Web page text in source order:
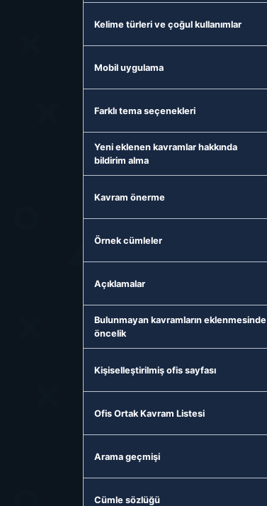
Kelime türleri ve çoğul kullanımlar
Mobil uygulama
Farklı tema seçenekleri
Yeni eklenen kavramlar hakkında
bildirim alma
Kavram önerme
Örnek cümleler
Açıklamalar
Bulunmayan kavramların eklenmesinde
öncelik
Kişiselleştirilmiş ofis sayfası
Ofis Ortak Kavram Listesi
Arama geçmişi
Cümle sözlüğü